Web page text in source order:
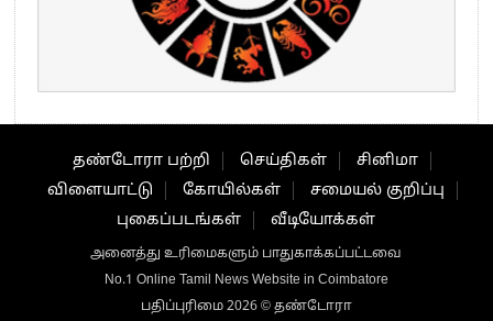
தண்டோரா பற்றி செய்திகள்
சினிமா
விளையாட்டு
கோயில்கள்
சமையல் குறிப்பு
புகைப்படங்கள்
வீடியோக்கள்
அனைத்து உரிமைகளும் பாதுகாக்கப்பட்டவை
No.1 Online Tamil News Website in Coimbatore
பதிப்புரிமை 2026 © தண்டோரா